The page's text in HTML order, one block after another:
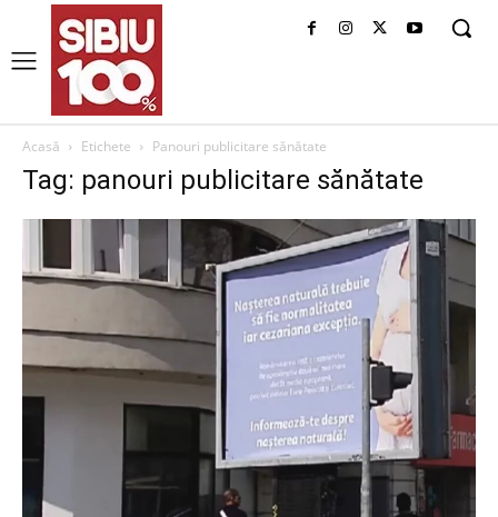
Acasă Etichete Panouri publicitare sănătate
Tag: panouri publicitare sănătate